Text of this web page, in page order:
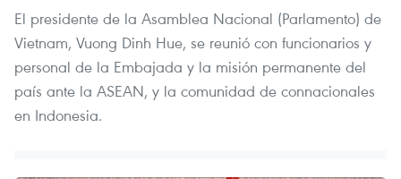
El presidente de la Asamblea Nacional (Parlamento) de
Vietnam, Vuong Dinh Hue, se reunió con funcionarios y
personal de la Embajada y la misión permanente del
país ante la ASEAN, y la comunidad de connacionales
en Indonesia.